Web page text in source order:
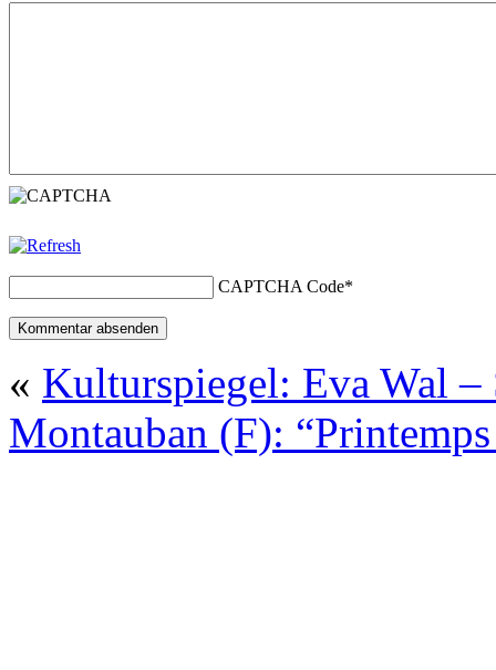
CAPTCHA Code*
« Kulturspiegel: Eva Wal –
Montauban (F):